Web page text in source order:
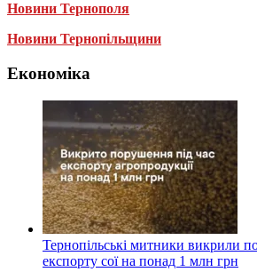
Новини Тернополя
Новини Тернопільщини
Економіка
Тернопільські митники викрили
експорту сої на понад 1 млн грн